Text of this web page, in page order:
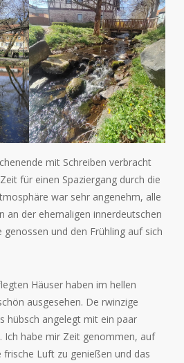
mit Schreiben verbracht
für einen Spaziergang durch die
war sehr angenehm, alle
an der ehemaligen innerdeutschen
genossen und den Frühling auf sich
Häuser haben im hellen
ausgesehen. De rwinzige
hübsch angelegt mit ein paar
Ich habe mir Zeit genommen, auf
frische Luft zu genießen und das